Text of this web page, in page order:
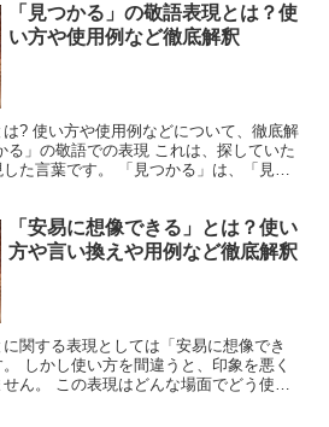
「見つかる」の敬語表現とは？使
い方や使用例など徹底解釈
は? 使い方や使用例などについて、徹底解
る」の敬語での表現 これは、探していた
た言葉です。 「見つかる」は、「見つ
「安易に想像できる」とは？使い
方や言い換えや用例など徹底解釈
関する表現としては「安易に想像でき
しかし使い方を間違うと、印象を悪く
ん。 この表現はどんな場面でどう使う